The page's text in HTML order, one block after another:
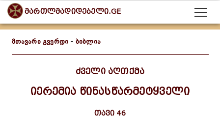
მართლმადიდებელი.GE
მთავარი გვერდი - ბიბლია
ძველი აღთქმა
იერემია წინასწარმეტყველი
თავი 46